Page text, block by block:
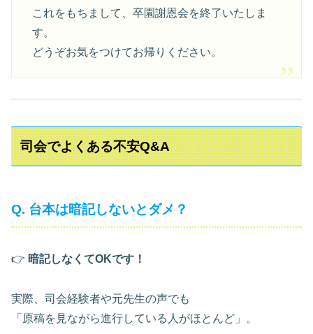
これをもちまして、卒園謝恩会を終了いたしま
す。
どうぞお気をつけてお帰りください。
司会でよくある不安Q&A
Q. 台本は暗記しないとダメ？
👉 暗記しなくてOKです！
実際、司会経験者や元先生の声でも
「原稿を見ながら進行している人がほとんど」。